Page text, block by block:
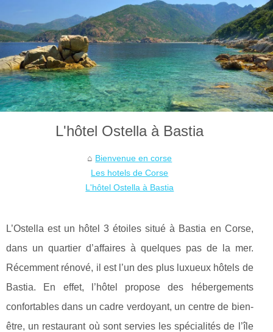
L'hôtel Ostella à Bastia
Bienvenue en corse
Les hotels de Corse
L'hôtel Ostella à Bastia
L’Ostella est un hôtel 3 étoiles situé à Bastia en Corse,
dans un quartier d’affaires à quelques pas de la mer.
Récemment rénové, il est l’un des plus luxueux hôtels de
Bastia. En effet, l’hôtel propose des hébergements
confortables dans un cadre verdoyant, un centre de bien-
être, un restaurant où sont servies les spécialités de l’île